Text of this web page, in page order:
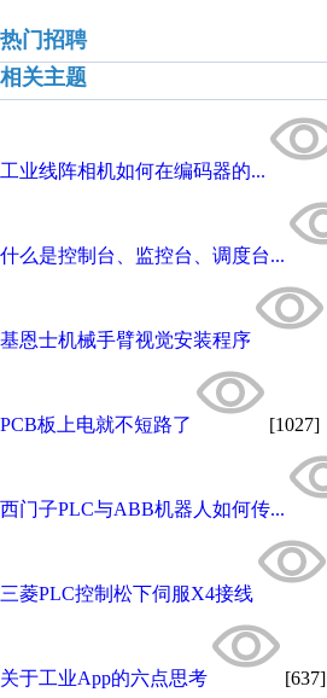
热门招聘
相关主题
工业线阵相机如何在编码器的...
什么是控制台、监控台、调度台...
基恩士机械手臂视觉安装程序
PCB板上电就不短路了 [1027]
西门子PLC与ABB机器人如何传...
三菱PLC控制松下伺服X4接线
关于工业App的六点思考 [637]